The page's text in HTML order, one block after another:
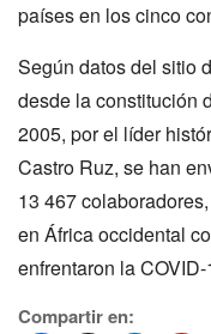
países en los cinco
Según datos del sitio
desde la constitución
2005, por el líder
Castro Ruz, se han
13 467
en África occidental
enfrentaron la
Compartir en: